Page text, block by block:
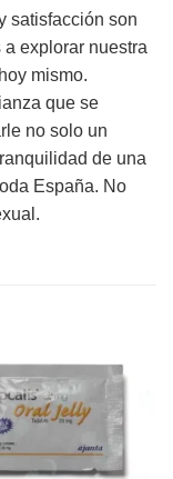
satisfacción son
explorar nuestra
hoy mismo.
que se
no solo un
de una
España. No